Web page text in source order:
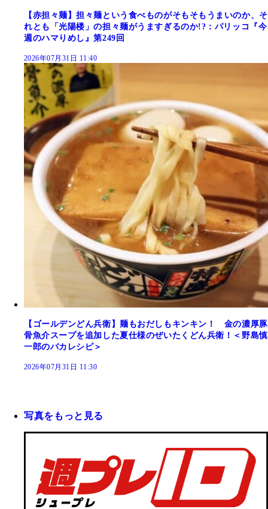
【赤担々麺】担々麺という食べものがそもそもうまいのか、そ
れとも「光陽楼」の担々麺がうますぎるのか!?：パリッコ『今
週のハマりめし』第249回
2026年07月31日 11:40
【ゴールデンどん兵衛】麺もおだしもキンキン！ 金の濃厚豚
骨魚介スープを追加した夏仕様のぜいたくどん兵衛！＜野島慎
一郎のバカレシピ＞
2026年07月31日 11:30
写真をもっと見る